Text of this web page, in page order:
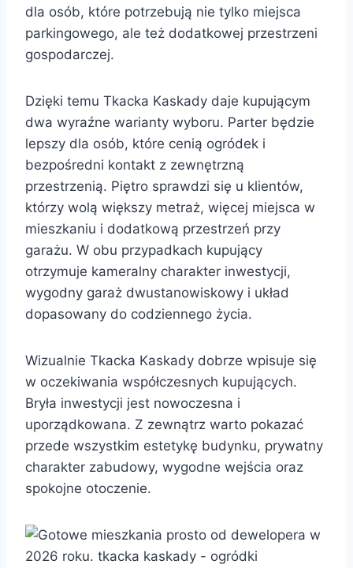
dla osób, które potrzebują nie tylko miejsca
parkingowego, ale też dodatkowej przestrzeni
gospodarczej.
Dzięki temu Tkacka Kaskady daje kupującym
dwa wyraźne warianty wyboru. Parter będzie
lepszy dla osób, które cenią ogródek i
bezpośredni kontakt z zewnętrzną
przestrzenią. Piętro sprawdzi się u klientów,
którzy wolą większy metraż, więcej miejsca w
mieszkaniu i dodatkową przestrzeń przy
garażu. W obu przypadkach kupujący
otrzymuje kameralny charakter inwestycji,
wygodny garaż dwustanowiskowy i układ
dopasowany do codziennego życia.
Wizualnie Tkacka Kaskady dobrze wpisuje się
w oczekiwania współczesnych kupujących.
Bryła inwestycji jest nowoczesna i
uporządkowana. Z zewnątrz warto pokazać
przede wszystkim estetykę budynku, prywatny
charakter zabudowy, wygodne wejścia oraz
spokojne otoczenie.